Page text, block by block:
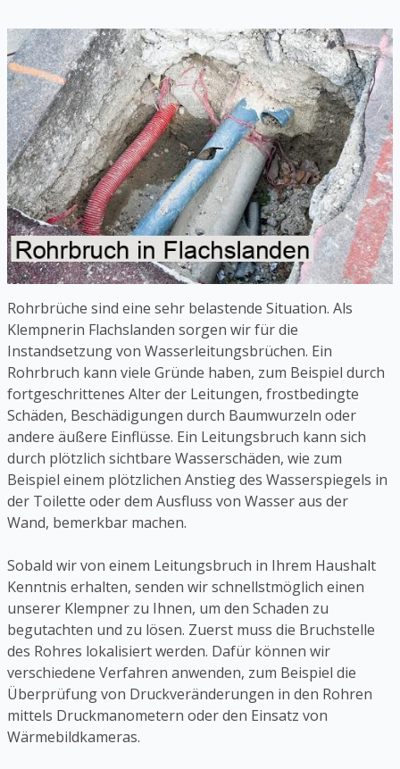
Rohrbrüche sind eine sehr belastende Situation. Als
Klempnerin Flachslanden sorgen wir für die
Instandsetzung von Wasserleitungsbrüchen. Ein
Rohrbruch kann viele Gründe haben, zum Beispiel durch
fortgeschrittenes Alter der Leitungen, frostbedingte
Schäden, Beschädigungen durch Baumwurzeln oder
andere äußere Einflüsse. Ein Leitungsbruch kann sich
durch plötzlich sichtbare Wasserschäden, wie zum
Beispiel einem plötzlichen Anstieg des Wasserspiegels in
der Toilette oder dem Ausfluss von Wasser aus der
Wand, bemerkbar machen.
Sobald wir von einem Leitungsbruch in Ihrem Haushalt
Kenntnis erhalten, senden wir schnellstmöglich einen
unserer Klempner zu Ihnen, um den Schaden zu
begutachten und zu lösen. Zuerst muss die Bruchstelle
des Rohres lokalisiert werden. Dafür können wir
verschiedene Verfahren anwenden, zum Beispiel die
Überprüfung von Druckveränderungen in den Rohren
mittels Druckmanometern oder den Einsatz von
Wärmebildkameras.